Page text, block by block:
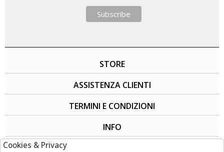
STORE
ASSISTENZA CLIENTI
TERMINI E CONDIZIONI
INFO
Cookies & Privacy